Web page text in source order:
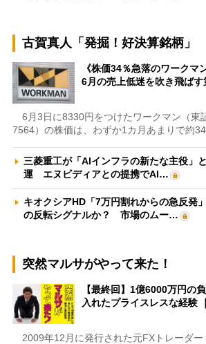
古賀真人「発掘！好決算銘柄」
《株価34％急落のワークマ
6月の売上低迷を吹き飛ば
6月3日に8330円をつけたワークマン（東
7564）の株価は、わずか1カ月あまりで約
三菱重工が「AIインフラの新たな主役」
運 エヌビディアとの提携でAI…
キオクシアHD「7万円割れからの急反発
の反転シグナルか？ 市場のムー…
突然マルサがやって来た！
【最終回】1億6000万円の
入れたプライスレスな経験
2009年12月に発行された元FXトレーダー